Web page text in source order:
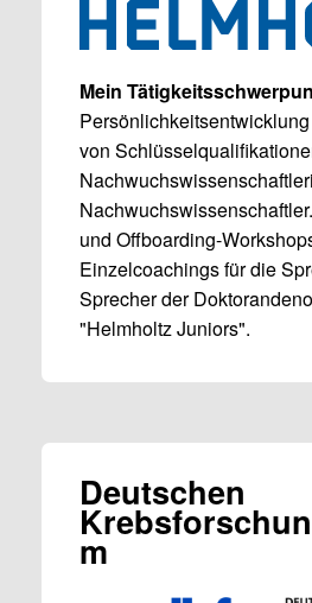
Mein
von
und Offboarding-
Einzelcoachings für die
Sprecher der
"Helmholtz Juniors".
Deutschen
m